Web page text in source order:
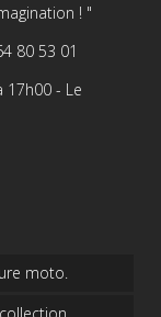
! "
80 53 01
17h00 - Le
moto.